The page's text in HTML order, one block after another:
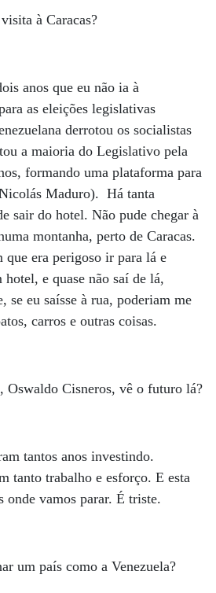
à Caracas?
anos que eu não ia à
as eleições legislativas
derrotou os socialistas
a maioria do Legislativo pela
formando uma plataforma para
Maduro). Há tanta
sair do hotel. Não pude chegar à
montanha, perto de Caracas.
que era perigoso ir para lá e
e quase não saí de lá,
se eu saísse à rua, poderiam me
carros e outras coisas.
Oswaldo Cisneros, vê o futuro lá?
tantos anos investindo.
tanto trabalho e esforço. E esta
onde vamos parar. É triste.
um país como a Venezuela?